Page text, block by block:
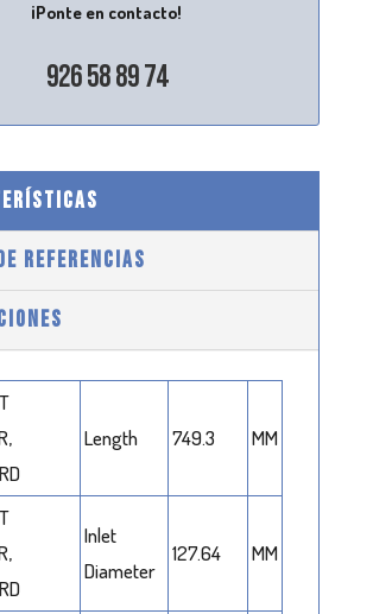
¡Ponte en contacto!
926 58 89 74
REFERENCIAS
Length 749.3 MM
Inlet
Diameter
127.64 MM